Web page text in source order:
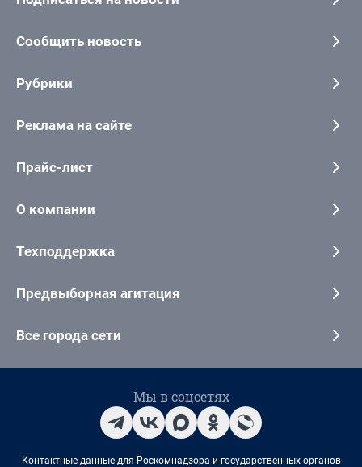
Сообщить новость
Рубрики
Реклама на сайте
Прайс-лист
О компании
Техподдержка
Предвыборная агитация
Все города сети
Мы в соцсетях
Контактные данные для Роскомнадзора и государственных органов